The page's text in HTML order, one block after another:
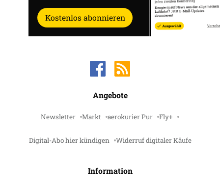
Kostenlos abonnieren
Angebote
Newsletter Markt aerokurier Pur Fly+
Digital-Abo hier kündigen Widerruf digitaler Käufe
Information